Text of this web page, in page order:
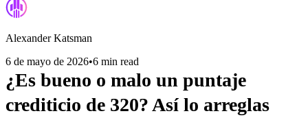
Alexander Katsman
6 de mayo de 2026•6 min read
¿Es bueno o malo un puntaje
crediticio de 320? Así lo arreglas